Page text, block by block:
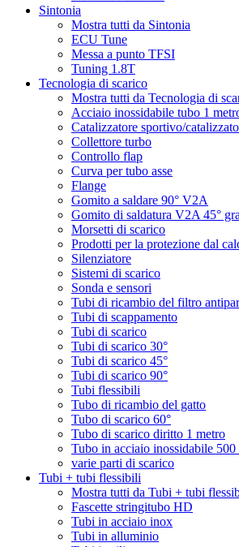
Sintonia
Mostra tutti da Sintonia
ECU Tune
Messa a punto TFSI
Tuning 1.8T
Tecnologia di scarico
Mostra tutti da Tecnologia di
Acciaio inossidabile tubo 1
Catalizzatore sportivo/
Collettore turbo
Controllo flap
Curva per tubo asse
Flange
Gomito a saldare 90° V2A
Gomito di saldatura V2A 45°
Morsetti di scarico
Prodotti per la protezione dal
Silenziatore
Sistemi di scarico
Sonda e sensori
Tubi di ricambio del filtro
Tubi di scappamento
Tubi di scarico
Tubi di scarico 30°
Tubi di scarico 45°
Tubi di scarico 90°
Tubi flessibili
Tubo di ricambio del gatto
Tubo di scarico 60°
Tubo di scarico diritto 1 metro
Tubo in acciaio inossidabile
varie parti di scarico
Tubi + tubi flessibili
Mostra tutti da Tubi + tubi
Fascette stringitubo HD
Tubi in acciaio inox
Tubi in alluminio